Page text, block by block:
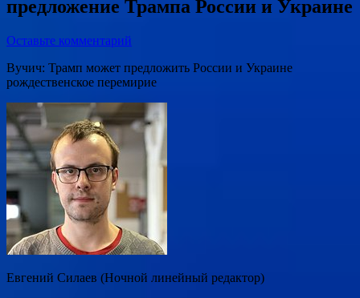
предложение Трампа России и Украине
Оставьте комментарий
Вучич: Трамп может предложить России и Украине
рождественское перемирие
Евгений Силаев (Ночной линейный редактор)